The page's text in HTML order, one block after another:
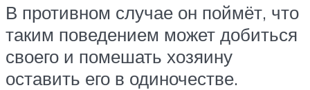
В противном случае он поймёт, что
таким поведением может добиться
своего и помешать хозяину
оставить его в одиночестве.